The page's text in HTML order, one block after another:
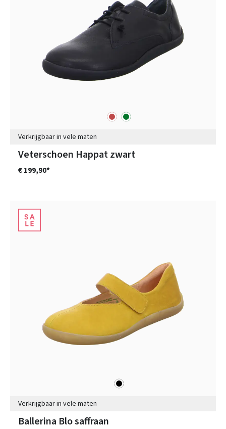
roodgroen
Verkrijgbaar in vele maten
Veterschoen Happat zwart
€ 199,90*
zwart
Verkrijgbaar in vele maten
Ballerina Blo saffraan